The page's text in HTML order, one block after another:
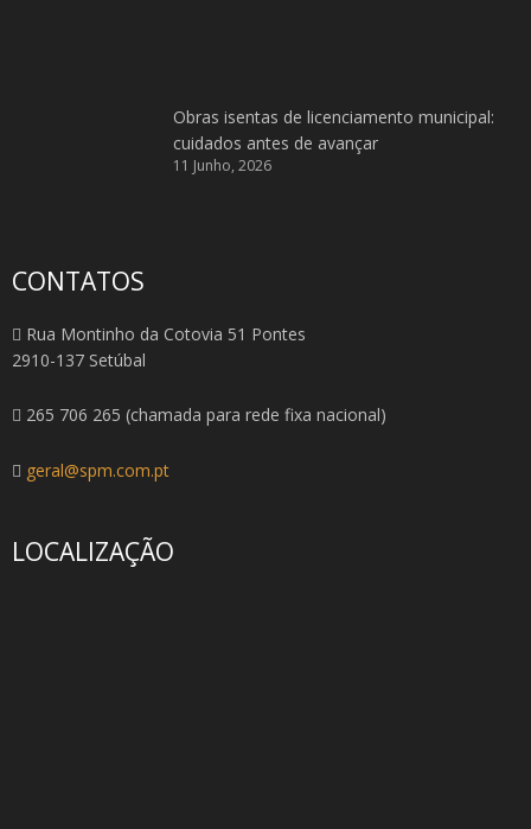
Obras isentas de licenciamento municipal:
cuidados antes de avançar
11 Junho, 2026
CONTATOS
Rua Montinho da Cotovia 51 Pontes
2910-137 Setúbal
265 706 265 (chamada para rede fixa nacional)
geral@spm.com.pt
LOCALIZAÇÃO